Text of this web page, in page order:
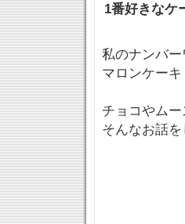
1番好きなケ
私のナンバ
マロンケー
チョコやム
そんなお話